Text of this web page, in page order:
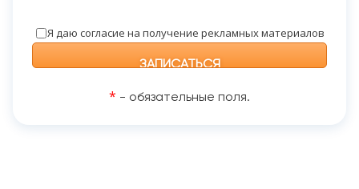
Я даю согласие на получение рекламных материалов
* - обязательные поля.